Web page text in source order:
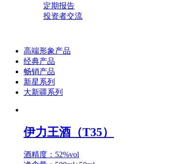
定期报告
投资者交流
高端形象产品
经典产品
畅销产品
新星系列
大新疆系列
伊力王酒（T35）
酒精度：52%vol